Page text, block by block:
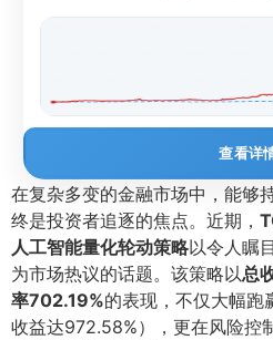
查看详
在复杂多变的金融市场中，能够
终是投资者追逐的焦点。近期，
人工智能量化轮动策略以令人瞩
为市场热议的话题。该策略以总
率702.19%的表现，不仅大幅
收益达972.58%），更在风险控